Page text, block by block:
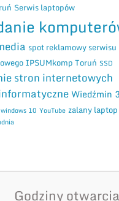
Serwis laptopów
spot reklamowy serwisu
IPSUMkomp Toruń SSD
stron internetowych
Wiedźmin 3
windows 10 YouTube zalany laptop
Godziny otwarcia